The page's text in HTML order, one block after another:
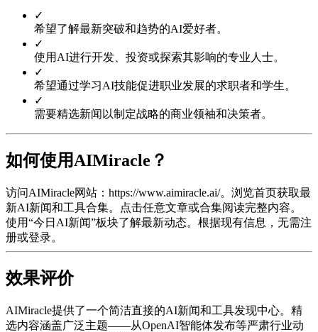
✓
希望了解最新突破和趋势的AI爱好者。
✓
使用AI进行开发、投资或探索其影响的专业人士。
✓
希望通过学习AI技能促进职业发展的求职者和学生。
✓
需要精选新闻以制定战略的商业领袖和决策者。
如何使用AIMiracle？
访问AIMiracle网站：https://www.aimiracle.ai/。浏览首页获取最
新AI新闻和工具合集。点击任意文章或合集阅读完整内容。
使用“今日AI新闻”板块了解最新动态。根据现有信息，无需注
册或登录。
效果评价
AIMiracle提供了一个简洁直接的AI新闻和工具发现中心。精
选内容涵盖广泛主题——从OpenAI智能体发布等严肃行业动